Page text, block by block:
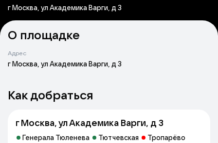
г Москва, ул Академика Варги, д 3
О площадке
Адрес
г Москва, ул Академика Варги, д 3
Как добраться
г Москва, ул Академика Варги, д 3
Генерала Тюленева Тютчевская Тропарёво